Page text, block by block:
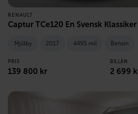
RENAULT
Captur TCe120 En Svensk
Mjölby 2017 4495 mil Bensin
PRIS
139 800 kr
BILLÅN
2 699